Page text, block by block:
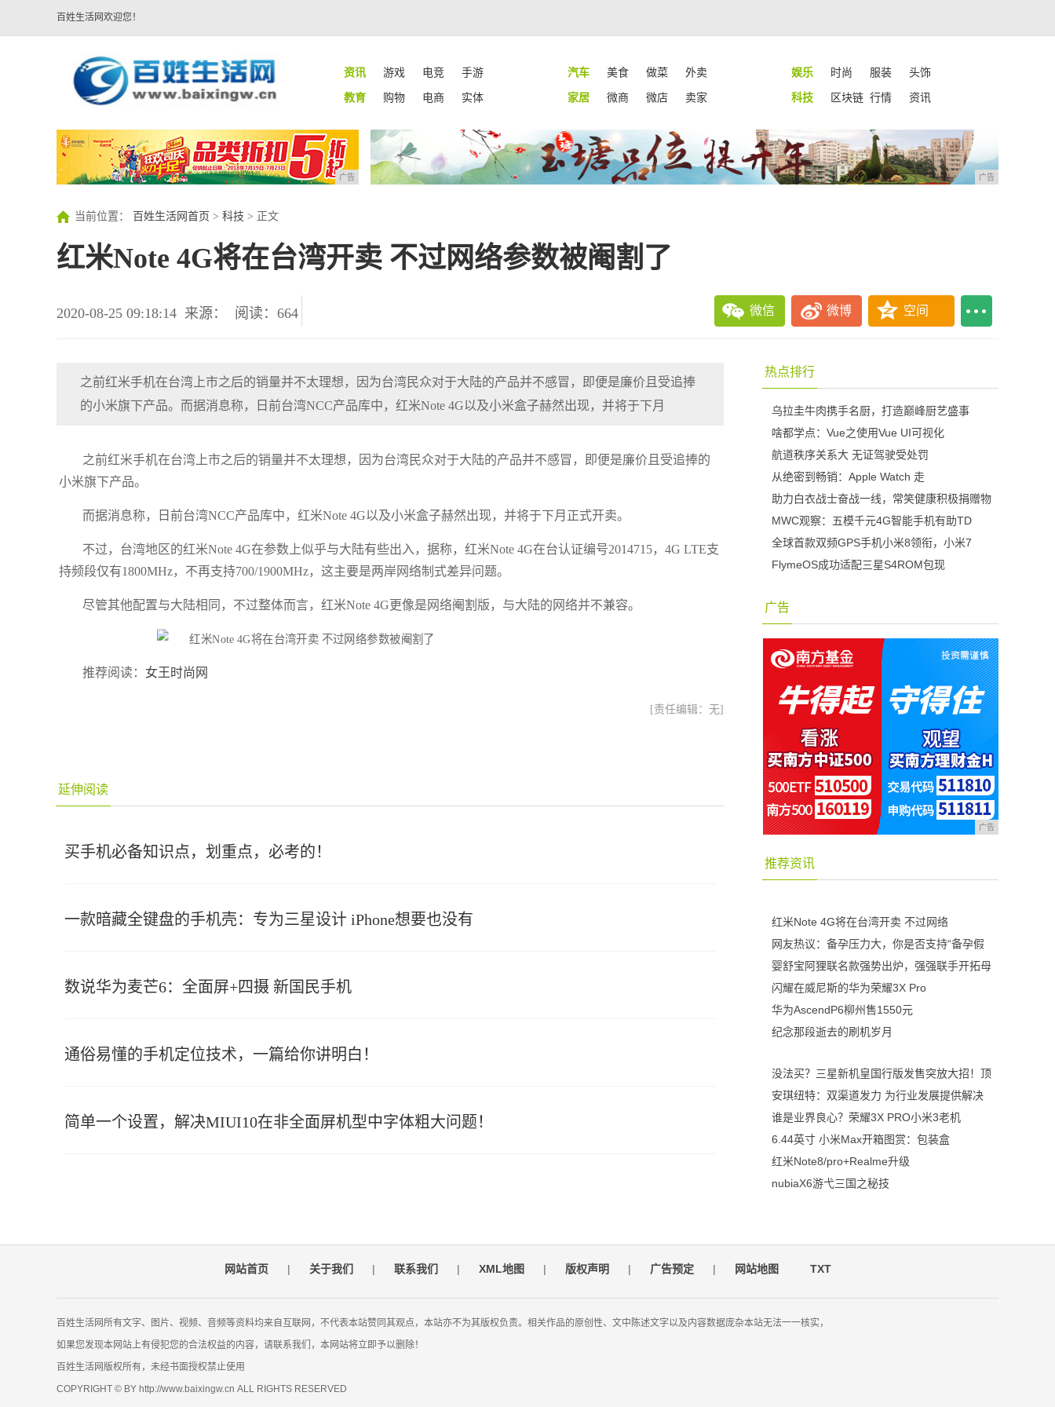
百姓生活网欢迎您！
资讯 游戏 电竞 手游 汽车 美食 做菜 外卖 娱乐 时尚 服装
头饰
教育
购物 电商 实体 家居 微商 微店 卖家 科技 区块链 行情 资讯
广告 广告
当前位置： 百姓生活网首页 > 科技 > 正文
红米Note 4G将在台湾开卖 不过网络参数被阉割了
2020-08-25 09:18:14 来源： 阅读：664 微信 微博 空间
之前红米手机在台湾上市之后的销量并不太理想，因为台湾民众对于大陆的产品并不感冒，即便是廉价且受追捧
的小米旗下产品。而据消息称，日前台湾NCC产品库中，红米Note 4G以及小米盒子赫然出现，并将于下月
之前红米手机在台湾上市之后的销量并不太理想，因为台湾民众对于大陆的产品并不感冒，即便是廉价且受追捧的
小米旗下产品。
而据消息称，日前台湾NCC产品库中，红米Note 4G以及小米盒子赫然出现，并将于下月正式开卖。
不过，台湾地区的红米Note 4G在参数上似乎与大陆有些出入，据称，红米Note 4G在台认证编号2014715，4G LTE支
持频段仅有1800MHz，不再支持700/1900MHz，这主要是两岸网络制式差异问题。
尽管其他配置与大陆相同，不过整体而言，红米Note 4G更像是网络阉割版，与大陆的网络并不兼容。
推荐阅读： 女王时尚网
[责任编辑：无]
延伸阅读
买手机必备知识点，划重点，必考的！
一款暗藏全键盘的手机壳：专为三星设计 iPhone想要也没有
数说华为麦芒6：全面屏+四摄 新国民手机
通俗易懂的手机定位技术，一篇给你讲明白！
简单一个设置，解决MIUI10在非全面屏机型中字体粗大问题！
热点排行
乌拉圭牛肉携手名厨，打造巅峰厨艺盛事
啥都学点：Vue之使用Vue UI可视化
航道秩序关系大 无证驾驶受处罚
从绝密到畅销：Apple Watch 走
助力白衣战士奋战一线，常笑健康积极捐赠物
MWC观察：五模千元4G智能手机有助TD
全球首款双频GPS手机小米8领衔，小米7
FlymeOS成功适配三星S4ROM包现
广告
广告
推荐资讯
红米Note 4G将在台湾开卖 不过网络
网友热议：备孕压力大，你是否支持“备孕假
婴舒宝阿狸联名款强势出炉，强强联手开拓母
闪耀在威尼斯的华为荣耀3X Pro
华为AscendP6柳州售1550元
纪念那段逝去的刷机岁月
没法买？三星新机皇国行版发售突放大招！顶
安琪纽特：双渠道发力 为行业发展提供解决
谁是业界良心？荣耀3X PRO小米3老机
6.44英寸 小米Max开箱图赏：包装盒
红米Note8/pro+Realme升级
nubiaX6游弋三国之秘技
网站首页 | 关于我们 | 联系我们 | XML地图 | 版权声明 | 广告预定 | 网站地图 TXT
百姓生活网所有文字、图片、视频、音频等资料均来自互联网，不代表本站赞同其观点，本站亦不为其版权负责。相关作品的原创性、文中陈述文字以及内容数据庞杂本站无法一一核实，
如果您发现本网站上有侵犯您的合法权益的内容，请联系我们，本网站将立即予以删除！
百姓生活网版权所有，未经书面授权禁止使用
COPYRIGHT © BY http://www.baixingw.cn ALL RIGHTS RESERVED